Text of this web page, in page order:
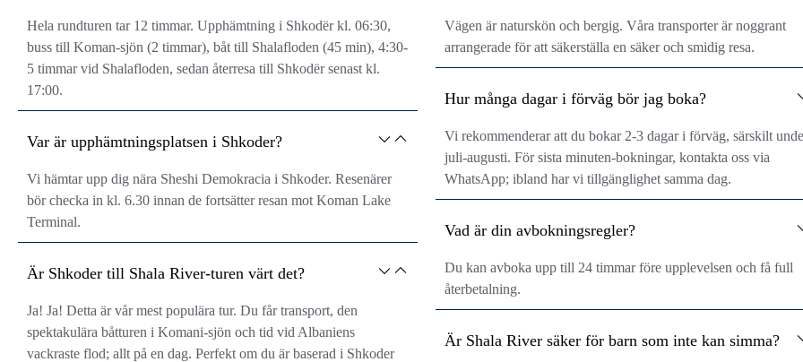
Hela rundturen tar 12 timmar. Upphämtning i Shkodër kl. 06:30,
buss till Koman-sjön (2 timmar), båt till Shalafloden (45 min), 4:30-
5 timmar vid Shalafloden, sedan återresa till Shkodër senast kl.
17:00.
Var är upphämtningsplatsen i Shkoder?
Vi hämtar upp dig nära Sheshi Demokracia i Shkoder. Resenärer
bör checka in kl. 6.30 innan de fortsätter resan mot Koman Lake
Terminal.
Är Shkoder till Shala River-turen värt det?
Ja! Ja! Detta är vår mest populära tur. Du får transport, den
spektakulära båtturen i Komani-sjön och tid vid Albaniens
vackraste flod; allt på en dag. Perfekt om du är baserad i Shkoder
Vägen är naturskön och bergig. Våra transporter är noggrant
arrangerade för att säkerställa en säker och smidig resa.
Hur många dagar i förväg bör jag boka?
Vi rekommenderar att du bokar 2-3 dagar i förväg, särskilt
juli-augusti. För sista minuten-bokningar, kontakta oss via
WhatsApp; ibland har vi tillgänglighet samma dag.
Vad är din avbokningsregler?
Du kan avboka upp till 24 timmar före upplevelsen och få full
återbetalning.
Är Shala River säker för barn som inte kan simma?